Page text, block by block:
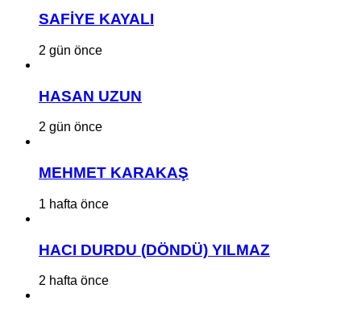
SAFİYE KAYALI
2 gün önce
HASAN UZUN
2 gün önce
MEHMET KARAKAŞ
1 hafta önce
HACI DURDU (DÖNDÜ) YILMAZ
2 hafta önce